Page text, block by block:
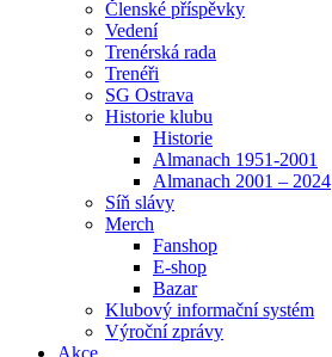
Členské příspěvky
Vedení
Trenérská rada
Trenéři
SG Ostrava
Historie klubu
Historie
Almanach 1951-2001
Almanach 2001 – 2024
Síň slávy
Merch
Fanshop
E-shop
Bazar
Klubový informační systém
Výroční zprávy